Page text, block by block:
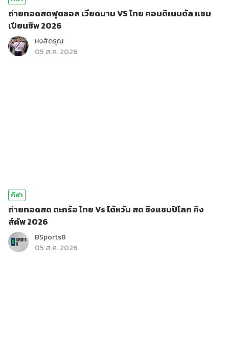
ถ่ายทอดสดฟุตซอล เวียดนาม VS ไทย คอนติเนนตัล แชม
เปียนชิพ 2026
หงส์ดรุณ
05 ส.ค. 2026
กีฬา
ถ่ายทอดสด ตะกร้อ ไทย Vs ไต้หวัน สด ชิงแชมป์โลก คิง
ส์คัพ 2026
BSports8
05 ส.ค. 2026